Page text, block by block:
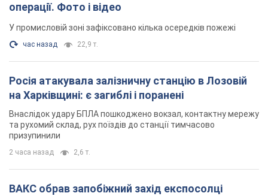
операції. Фото і відео
У промисловій зоні зафіксовано кілька осередків пожежі
час назад 22,9 т.
Росія атакувала залізничну станцію в Лозовій
на Харківщині: є загиблі і поранені
Внаслідок удару БПЛА пошкоджено вокзал, контактну мережу
та рухомий склад, рух поїздів до станції тимчасово
призупинили
2 часа назад 2,6 т.
ВАКС обрав запобіжний захід експосолці